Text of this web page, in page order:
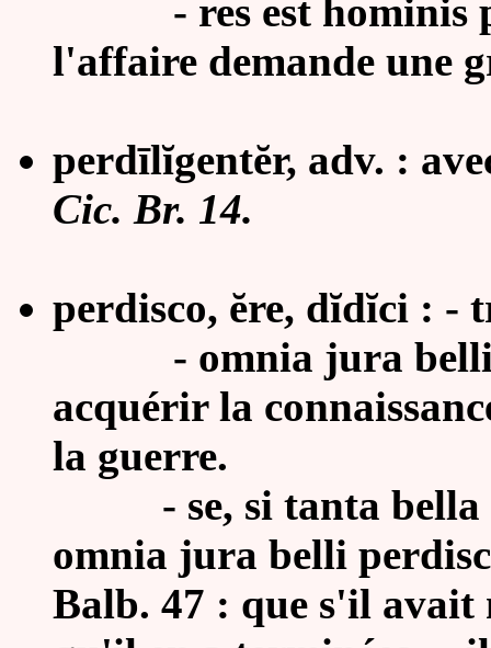
- res est hominis
l'affaire demande une
perdīlĭgentĕr, adv. :
Cic. Br. 14.
perdisco, ĕre, dĭdĭci : -
- omnia jura belli
acquérir la
la guerre.
- se, si tanta bella
omnia jura belli
Balb. 47 : que s'il avait